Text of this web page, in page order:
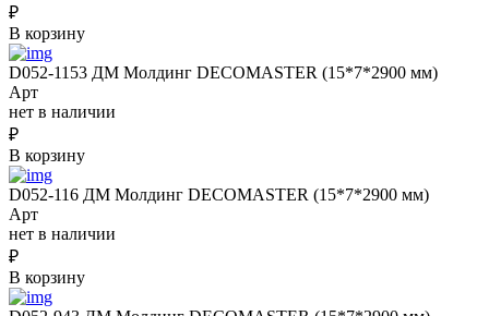
₽
В корзину
D052-1153 ДМ Молдинг DECOMASTER (15*7*2900 мм)
Арт
нет в наличии
₽
В корзину
D052-116 ДМ Молдинг DECOMASTER (15*7*2900 мм)
Арт
нет в наличии
₽
В корзину